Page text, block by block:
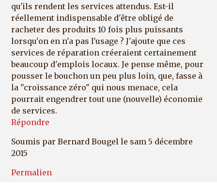
qu'ils rendent les services attendus. Est-il
réellement indispensable d'être obligé de
racheter des produits 10 fois plus puissants
lorsqu'on en n'a pas l'usage ? J'ajoute que ces
services de réparation créeraient certainement
beaucoup d'emplois locaux. Je pense même, pour
pousser le bouchon un peu plus loin, que, fasse à
la "croissance zéro" qui nous menace, cela
pourrait engendrer tout une (nouvelle) économie
de services.
Répondre
Soumis par Bernard Bougel le sam 5 décembre
2015
Permalien